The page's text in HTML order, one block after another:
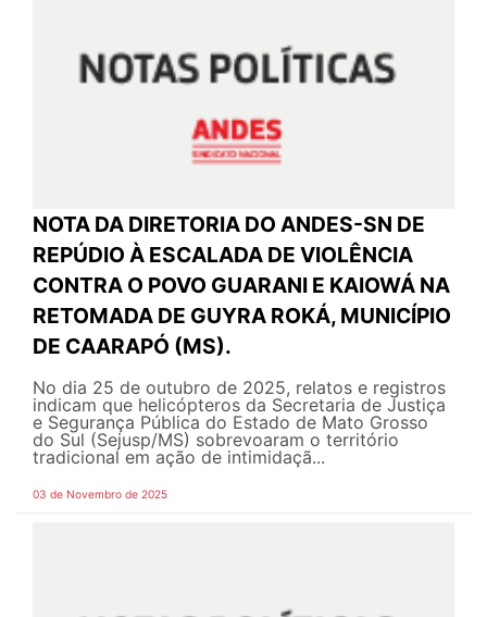
NOTA DA DIRETORIA DO ANDES-SN DE
REPÚDIO À ESCALADA DE VIOLÊNCIA
CONTRA O POVO GUARANI E KAIOWÁ NA
RETOMADA DE GUYRA ROKÁ, MUNICÍPIO
DE CAARAPÓ (MS).
No dia 25 de outubro de 2025, relatos e registros
indicam que helicópteros da Secretaria de Justiça
e Segurança Pública do Estado de Mato Grosso
do Sul (Sejusp/MS) sobrevoaram o território
tradicional em ação de intimidaçã...
03 de Novembro de 2025